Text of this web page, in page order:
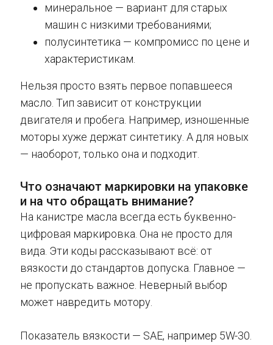
минеральное — вариант для старых
машин с низкими требованиями;
полусинтетика — компромисс по цене и
характеристикам.
Нельзя просто взять первое попавшееся
масло. Тип зависит от конструкции
двигателя и пробега. Например, изношенные
моторы хуже держат синтетику. А для новых
— наоборот, только она и подходит.
Что означают маркировки на упаковке
и на что обращать внимание?
На канистре масла всегда есть буквенно-
цифровая маркировка. Она не просто для
вида. Эти коды рассказывают всё: от
вязкости до стандартов допуска. Главное —
не пропускать важное. Неверный выбор
может навредить мотору.
Показатель вязкости — SAE, например 5W-30.